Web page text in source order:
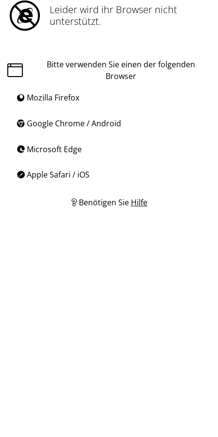
Leider wird ihr Browser nicht
unterstützt.
Bitte verwenden Sie einen der folgenden
Browser
Mozilla Firefox
Google Chrome / Android
Microsoft Edge
Apple Safari / iOS
Benötigen Sie Hilfe